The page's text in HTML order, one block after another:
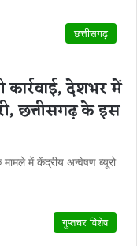
छत्तीसगढ़
कार्रवाई, देशभर में
छत्तीसगढ़ के इस
में केंद्रीय अन्वेषण ब्यूरो
गुप्तचर विशेष